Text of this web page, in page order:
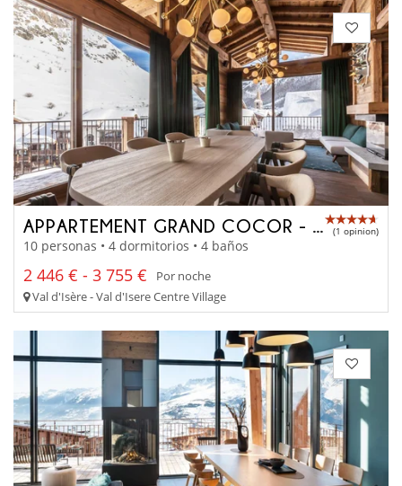
APPARTEMENT GRAND COCOR - A4042 (1 opinion)
10 personas • 4 dormitorios • 4 baños
2 446 € - 3 755 €
Por noche
Val d'Isère - Val d'Isere Centre Village